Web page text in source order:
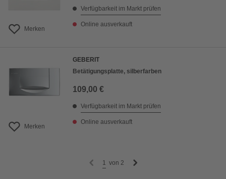
Merken
Verfügbarkeit im Markt prüfen
Online ausverkauft
Merken
GEBERIT
Betätigungsplatte, silberfarben
109,00 €
Verfügbarkeit im Markt prüfen
Online ausverkauft
1 von 2